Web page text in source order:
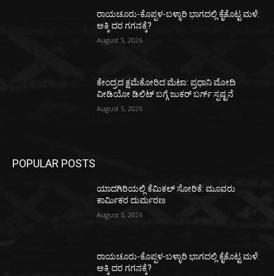
ರಾಯಚೂರು-ಕೊಪ್ಪಳ-ಬಳ್ಳಾರಿ ಭಾಗದಲ್ಲಿ ಕೈಕೊಟ್ಟ ಮಳೆ:
ಅಕ್ಕಿ ದರ ಗಗನಕ್ಕೆ?
August 5, 2026
ಕೇಂದ್ರದ ಕ್ಷಮೆಕೋರಿದ ಮೆಟಾ: ಪ್ರಧಾನಿ ಮೋದಿ
ವೀಡಿಯೋ ಡಿಲಿಟ್ ಬಗ್ಗೆ ಜುಕರ್ ಬರ್ಗ್ ಸ್ಪಷ್ಟನೆ
August 5, 2026
POPULAR POSTS
ಯಾದಗಿರಿಯಲ್ಲಿ ಕೆಮಿಕಲ್ ಸೋರಿಕೆ: ಮೂವರು
ಕಾರ್ಮಿಕರ ದುರ್ಮರಣ
August 5, 2026
ರಾಯಚೂರು-ಕೊಪ್ಪಳ-ಬಳ್ಳಾರಿ ಭಾಗದಲ್ಲಿ ಕೈಕೊಟ್ಟ ಮಳೆ:
ಅಕ್ಕಿ ದರ ಗಗನಕ್ಕೆ?